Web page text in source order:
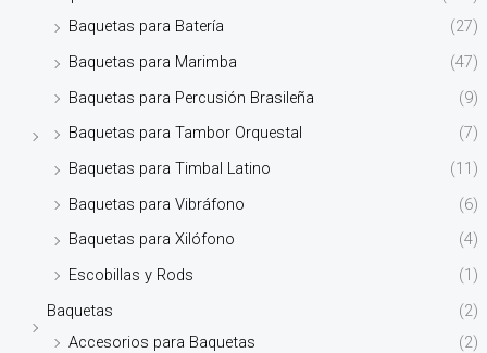
Baquetas para Batería
(27)
Baquetas para Marimba
(47)
Baquetas para Percusión Brasileña
(9)
Baquetas para Tambor Orquestal
(7)
Baquetas para Timbal Latino
(11)
Baquetas para Vibráfono
(6)
Baquetas para Xilófono
(4)
Escobillas y Rods
(1)
Baquetas
(2)
Accesorios para Baquetas
(2)